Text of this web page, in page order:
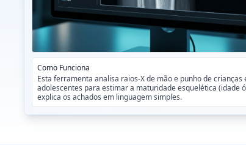
Como Funciona
Esta ferramenta analisa raios-X de mão e punho de crianças
adolescentes para estimar a maturidade esquelética (idade
explica os achados em linguagem simples.